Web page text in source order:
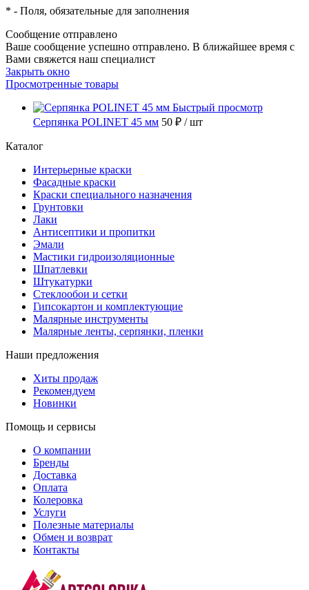
* - Поля, обязательные для заполнения
Сообщение отправлено
Ваше сообщение успешно отправлено. В ближайшее время с
Вами свяжется наш специалист
Закрыть окно
Просмотренные товары
Быстрый просмотр
Серпянка POLINET 45 мм 50 ₽ / шт
Каталог
Интерьерные краски
Фасадные краски
Краски специального назначения
Грунтовки
Лаки
Антисептики и пропитки
Эмали
Мастики гидроизоляционные
Шпатлевки
Штукатурки
Стеклообои и сетки
Гипсокартон и комплектующие
Малярные инструменты
Малярные ленты, серпянки, пленки
Наши предложения
Хиты продаж
Рекомендуем
Новинки
Помощь и сервисы
О компании
Бренды
Доставка
Оплата
Колеровка
Услуги
Полезные материалы
Обмен и возврат
Контакты